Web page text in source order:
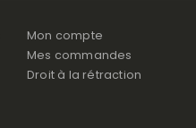
Mon compte
Mes commandes
Droit à la rétraction